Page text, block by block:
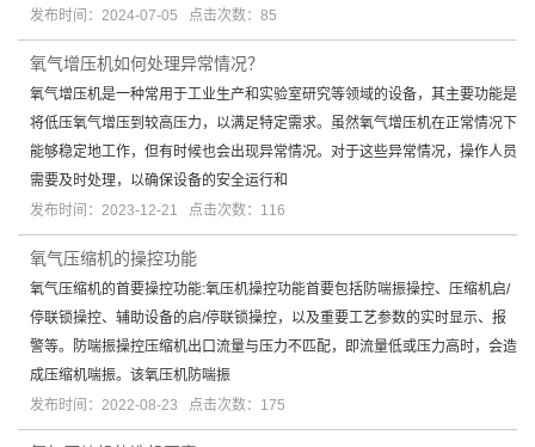
发布时间：2024-07-05 点击次数：85
氧气增压机如何处理异常情况？
氧气增压机是一种常用于工业生产和实验室研究等领域的设备，其主要功能是
将低压氧气增压到较高压力，以满足特定需求。虽然氧气增压机在正常情况下
能够稳定地工作，但有时候也会出现异常情况。对于这些异常情况，操作人员
需要及时处理，以确保设备的安全运行和
发布时间：2023-12-21 点击次数：116
氧气压缩机的操控功能
氧气压缩机的首要操控功能:氧压机操控功能首要包括防喘振操控、压缩机启/
停联锁操控、辅助设备的启/停联锁操控，以及重要工艺参数的实时显示、报
警等。防喘振操控压缩机出口流量与压力不匹配，即流量低或压力高时，会造
成压缩机喘振。该氧压机防喘振
发布时间：2022-08-23 点击次数：175